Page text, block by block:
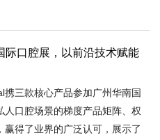
际口腔展，以前沿技术赋能
三款核心产品参加广州华南国
口腔场景的梯度产品矩阵、权
得了业界的广泛认可，展示了